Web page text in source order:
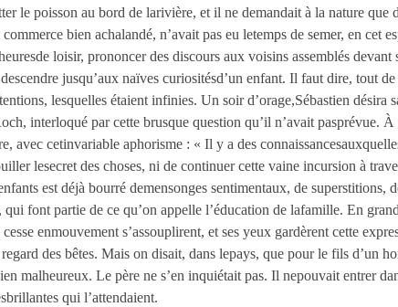
le poisson au bord de larivière, et il ne demandait à la nature
bien achalandé, n’avait pas eu letemps de semer, en
loisir, prononcer des discours aux voisins assemblés
jusqu’aux naïves curiositésd’un enfant. Il faut dire, tout
lesquelles étaient infinies. Un soir d’orage,Sébastien désira
interloqué par cette brusque question qu’il n’avait pasprévue.
avec cetinvariable aphorisme : « Il y a des
lesecret des choses, ni de continuer cette vaine incursion à
est déjà bourré demensonges sentimentaux, de
font partie de ce qu’on appelle l’éducation de lafamille. En
cesse enmouvement s’assouplirent, et ses yeux gardèrent cette
des bêtes. Mais on disait, dans lepays, que pour le fils d’un
malheureux. Le père ne s’en inquiétait pas. Il nepouvait entrer
qui l’attendaient.